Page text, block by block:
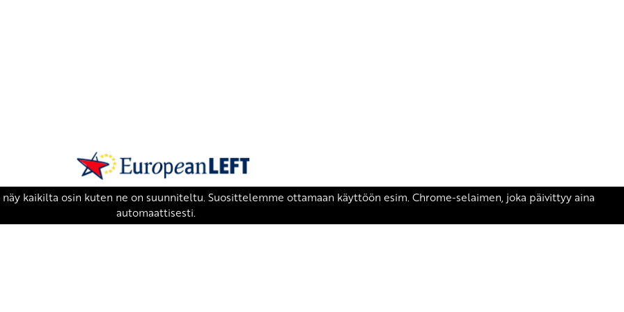
SKP on Euroopan Vasemmistopuolueen jäsen.
european-left.org